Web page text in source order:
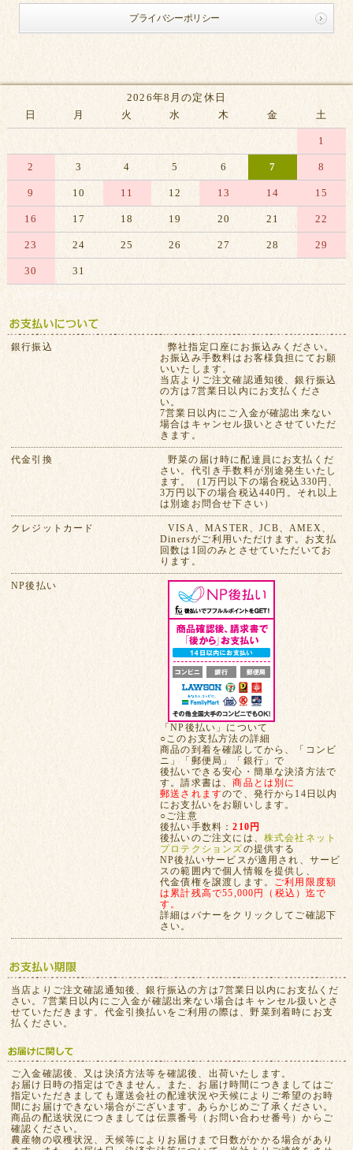
プライバシーポリシー
2026年8月の定休日
日
月 火 水 木 金 土
1
2 3 4 5 6 7 8
9 10 11 12 13 14 15
16 17 18 19 20 21 22
23 24 25 26 27 28 29
30 31
※赤字は休業日です
銀行振込
弊社指定口座にお振込みください。
お振込み手数料はお客様負担にてお願
いいたします。
当店よりご注文確認通知後、銀行振込
の方は7営業日以内にお支払くださ
い。
7営業日以内にご入金が確認出来ない
場合はキャンセル扱いとさせていただ
きます。
代金引換
野菜の届け時に配達員にお支払くだ
さい。代引き手数料が別途発生いたし
ます。（1万円以下の場合税込330円、
3万円以下の場合税込440円。それ以上
は別途お問合せ下さい）
クレジットカード
VISA、MASTER、JCB、AMEX、
Dinersがご利用いただけます。お支払
回数は1回のみとさせていただいてお
ります。
NP後払い
「NP後払い」について
○このお支払方法の詳細
商品の到着を確認してから、「コンビ
ニ」「郵便局」「銀行」で
後払いできる安心・簡単な決済方法で
す。請求書は、商品とは別に
郵送されますので、発行から14日以内
にお支払いをお願いします。
○ご注意
後払い手数料：210円
後払いのご注文には、 株式会社ネット
プロテクションズの提供する
NP後払いサービスが適用され、サービ
スの範囲内で個人情報を提供し、
代金債権を譲渡します。 ご利用限度額
は累計残高で55,000円（税込）迄で
す。
詳細はバナーをクリックしてご確認下
さい。
当店よりご注文確認通知後、銀行振込の方は7営業日以内にお支払くだ
さい。7営業日以内にご入金が確認出来ない場合はキャンセル扱いとさ
せていただきます。代金引換払いをご利用の際は、野菜到着時にお支
払ください。
ご入金確認後、又は決済方法等を確認後、出荷いたします。
お届け日時の指定はできません。また、お届け時間につきましてはご
指定いただきましても運送会社の配達状況や天候によりご希望のお時
間にお届けできない場合がございます。あらかじめご了承ください。
商品の配送状況につきましては伝票番号（お問い合わせ番号）からご
確認ください。
農産物の収穫状況、天候等によりお届けまで日数がかかる場合があり